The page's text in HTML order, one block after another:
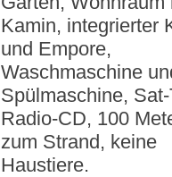
Kamin, integrierter
und Empore,
Waschmaschine
Spülmaschine,
Radio-CD, 100
zum Strand, keine
Haustiere.